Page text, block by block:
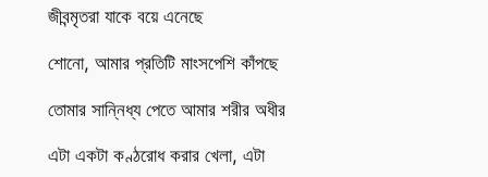
জীবন্মৃতরা যাকে বয়ে এনেছে
শোনো, আমার প্রতিটি মাংসপেশি কাঁপছে
তোমার সান্নিধ্য পেতে আমার শরীর অধীর
এটা একটা কণ্ঠরোধ করার খেলা, এটা